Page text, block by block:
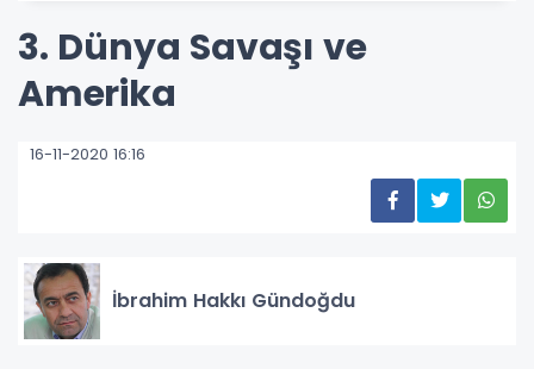
3. Dünya Savaşı ve
Amerika
16-11-2020 16:16
İbrahim Hakkı Gündoğdu